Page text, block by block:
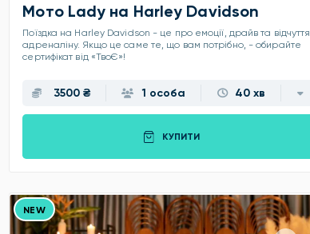
Мото Lady на Harley Davidson
Поїздка на Harley Davidson - це про емоції, драйв та відчуття
адреналіну. Якщо це саме те, що вам потрібно, - обирайте
сертифікат від «ТвоЄ»!
3500 ₴ 1 особа 40 хв
КУПИТИ
NEW